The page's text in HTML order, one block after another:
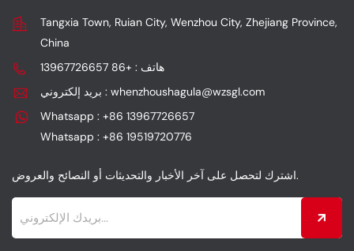
Tangxia Town, Ruian City, Wenzhou City, Zhejiang Province,
China
هاتف : +86 13967726657
بريد إلكتروني : whenzhoushagula@wzsgl.com
Whatsapp : +86 13967726657
Whatsapp : +86 19519720776
اشترك لتحصل على آخر الأخبار والتحديثات أو النصائح والعروض.